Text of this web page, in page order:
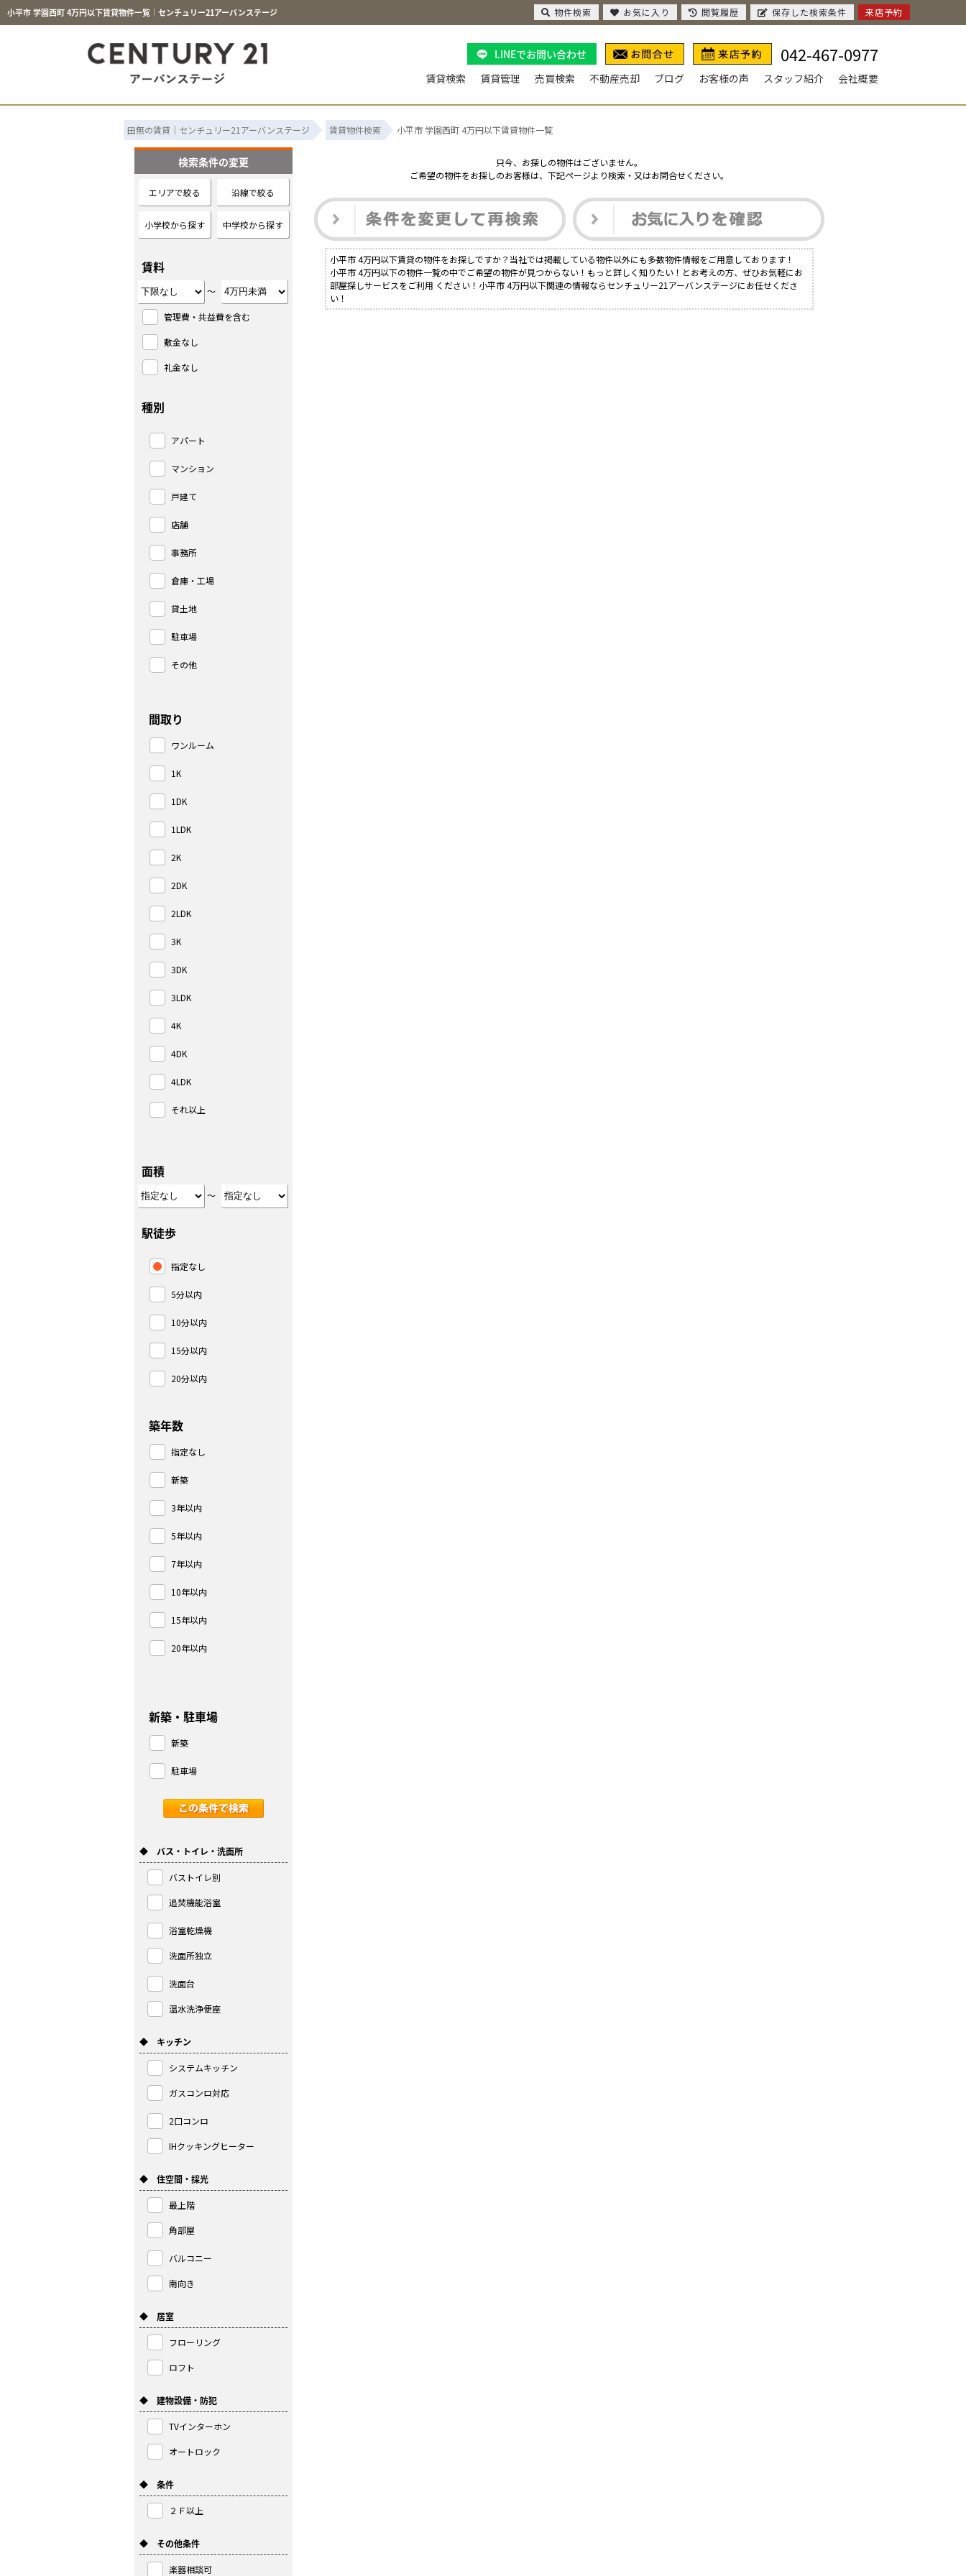
小平市 学園西町 4万円以下賃貸物件一覧｜センチュリー21アーバンステージ
LINEでお問い合わせ 042-467-0977
賃貸検索 賃貸管理 売買検索 不動産売却 ブログ お客様の声 スタッフ紹介 会社概要
田無の賃貸｜センチュリー21アーバンステージ 賃貸物件検索 小平市 学園西町 4万円以下賃貸物件一覧
只今、お探しの物件はございません。
ご希望の物件をお探しのお客様は、下記ページより検索・又はお問合せください。
小平市 4万円以下賃貸の物件をお探しですか？当社では掲載している物件以外にも多数物件情報をご用意しております！
小平市 4万円以下の物件一覧の中でご希望の物件が見つからない！もっと詳しく知りたい！とお考えの方、ぜひお気軽にお
部屋探しサービスをご利用 ください！小平市 4万円以下関連の情報ならセンチュリー21アーバンステージにお任せくださ
い！
検索条件の変更
エリアで絞る 沿線で絞る
小学校から探す 中学校から探す
賃料
～
管理費・共益費を含む
敷金なし
礼金なし
種別
アパート
マンション
戸建て
店舗
事務所
倉庫・工場
貸土地
駐車場
その他
間取り
ワンルーム
1K
1DK
1LDK
2K
2DK
2LDK
3K
3DK
3LDK
4K
4DK
4LDK
それ以上
面積
～
駅徒歩
指定なし
5分以内
10分以内
15分以内
20分以内
築年数
指定なし
新築
3年以内
5年以内
7年以内
10年以内
15年以内
20年以内
新築・駐車場
新築
駐車場
◆ バス・トイレ・洗面所
バストイレ別
追焚機能浴室
浴室乾燥機
洗面所独立
洗面台
温水洗浄便座
◆ キッチン
システムキッチン
ガスコンロ対応
2口コンロ
IHクッキングヒーター
◆ 住空間・採光
最上階
角部屋
バルコニー
南向き
◆ 居室
フローリング
ロフト
◆ 建物設備・防犯
TVインターホン
オートロック
◆ 条件
２Ｆ以上
◆ その他条件
楽器相談可
物件検索 お気に入り 閲覧履歴 保存した検索条件 来店予約